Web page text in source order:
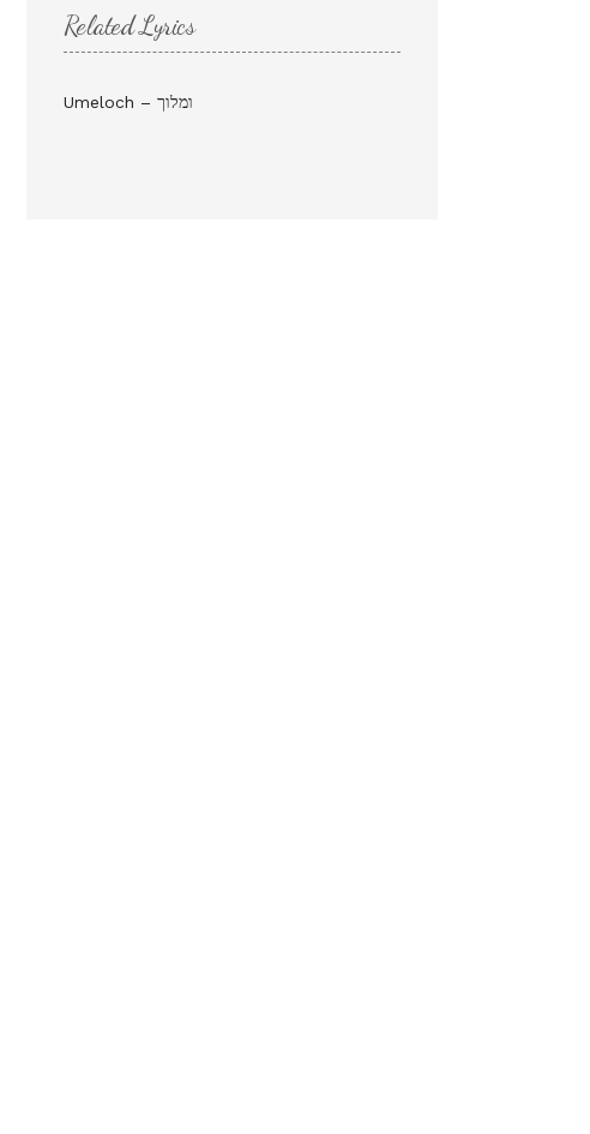
Related Lyrics
Umeloch – ומלוך